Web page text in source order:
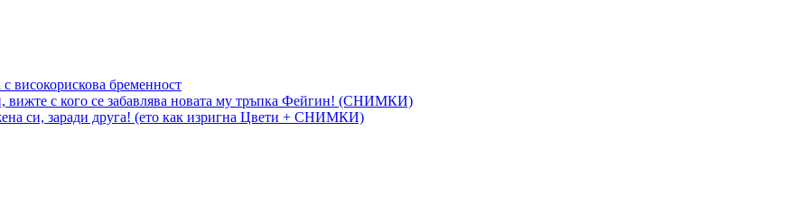
високорискова бременност
вижте с кого се забавлява новата му тръпка Фейгин! (СНИМКИ)
си, заради друга! (ето как изригна Цвети + СНИМКИ)